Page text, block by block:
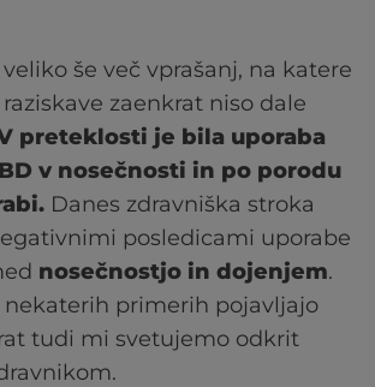
še več vprašanj, na katere
zaenkrat niso dale
preteklosti je bila uporaba
v nosečnosti in po porodu
Danes zdravniška stroka
posledicami uporabe
nosečnostjo in dojenjem.
nekaterih primerih pojavljajo
tudi mi svetujemo odkrit